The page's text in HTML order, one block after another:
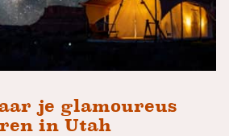
je glamoureus
in Utah